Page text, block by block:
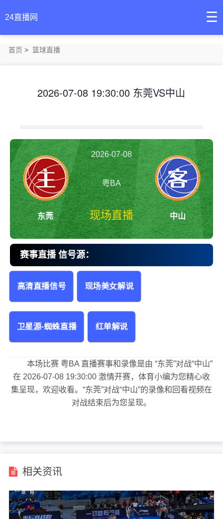
24直播网 ☰
首页 > 篮球直播
2026-07-08 19:30:00 东莞VS中山
东莞
2026-07-08
19:30:00
粤BA
现场直播 中山
东莞vs中山 粤BA
赛事直播 信号源：
高清直播信号 现场美女解说
卫星源-蜘蛛直播 红单解说
本场比赛 粤BA 直播赛事和录像是由 “东莞”对战“中山”
在 2026-07-08 19:30:00 激情开赛，体育小编为您精心收
集呈现，欢迎收看。“东莞”对战“中山”的录像和回看视频在
对战结束后为您呈现。
相关资讯